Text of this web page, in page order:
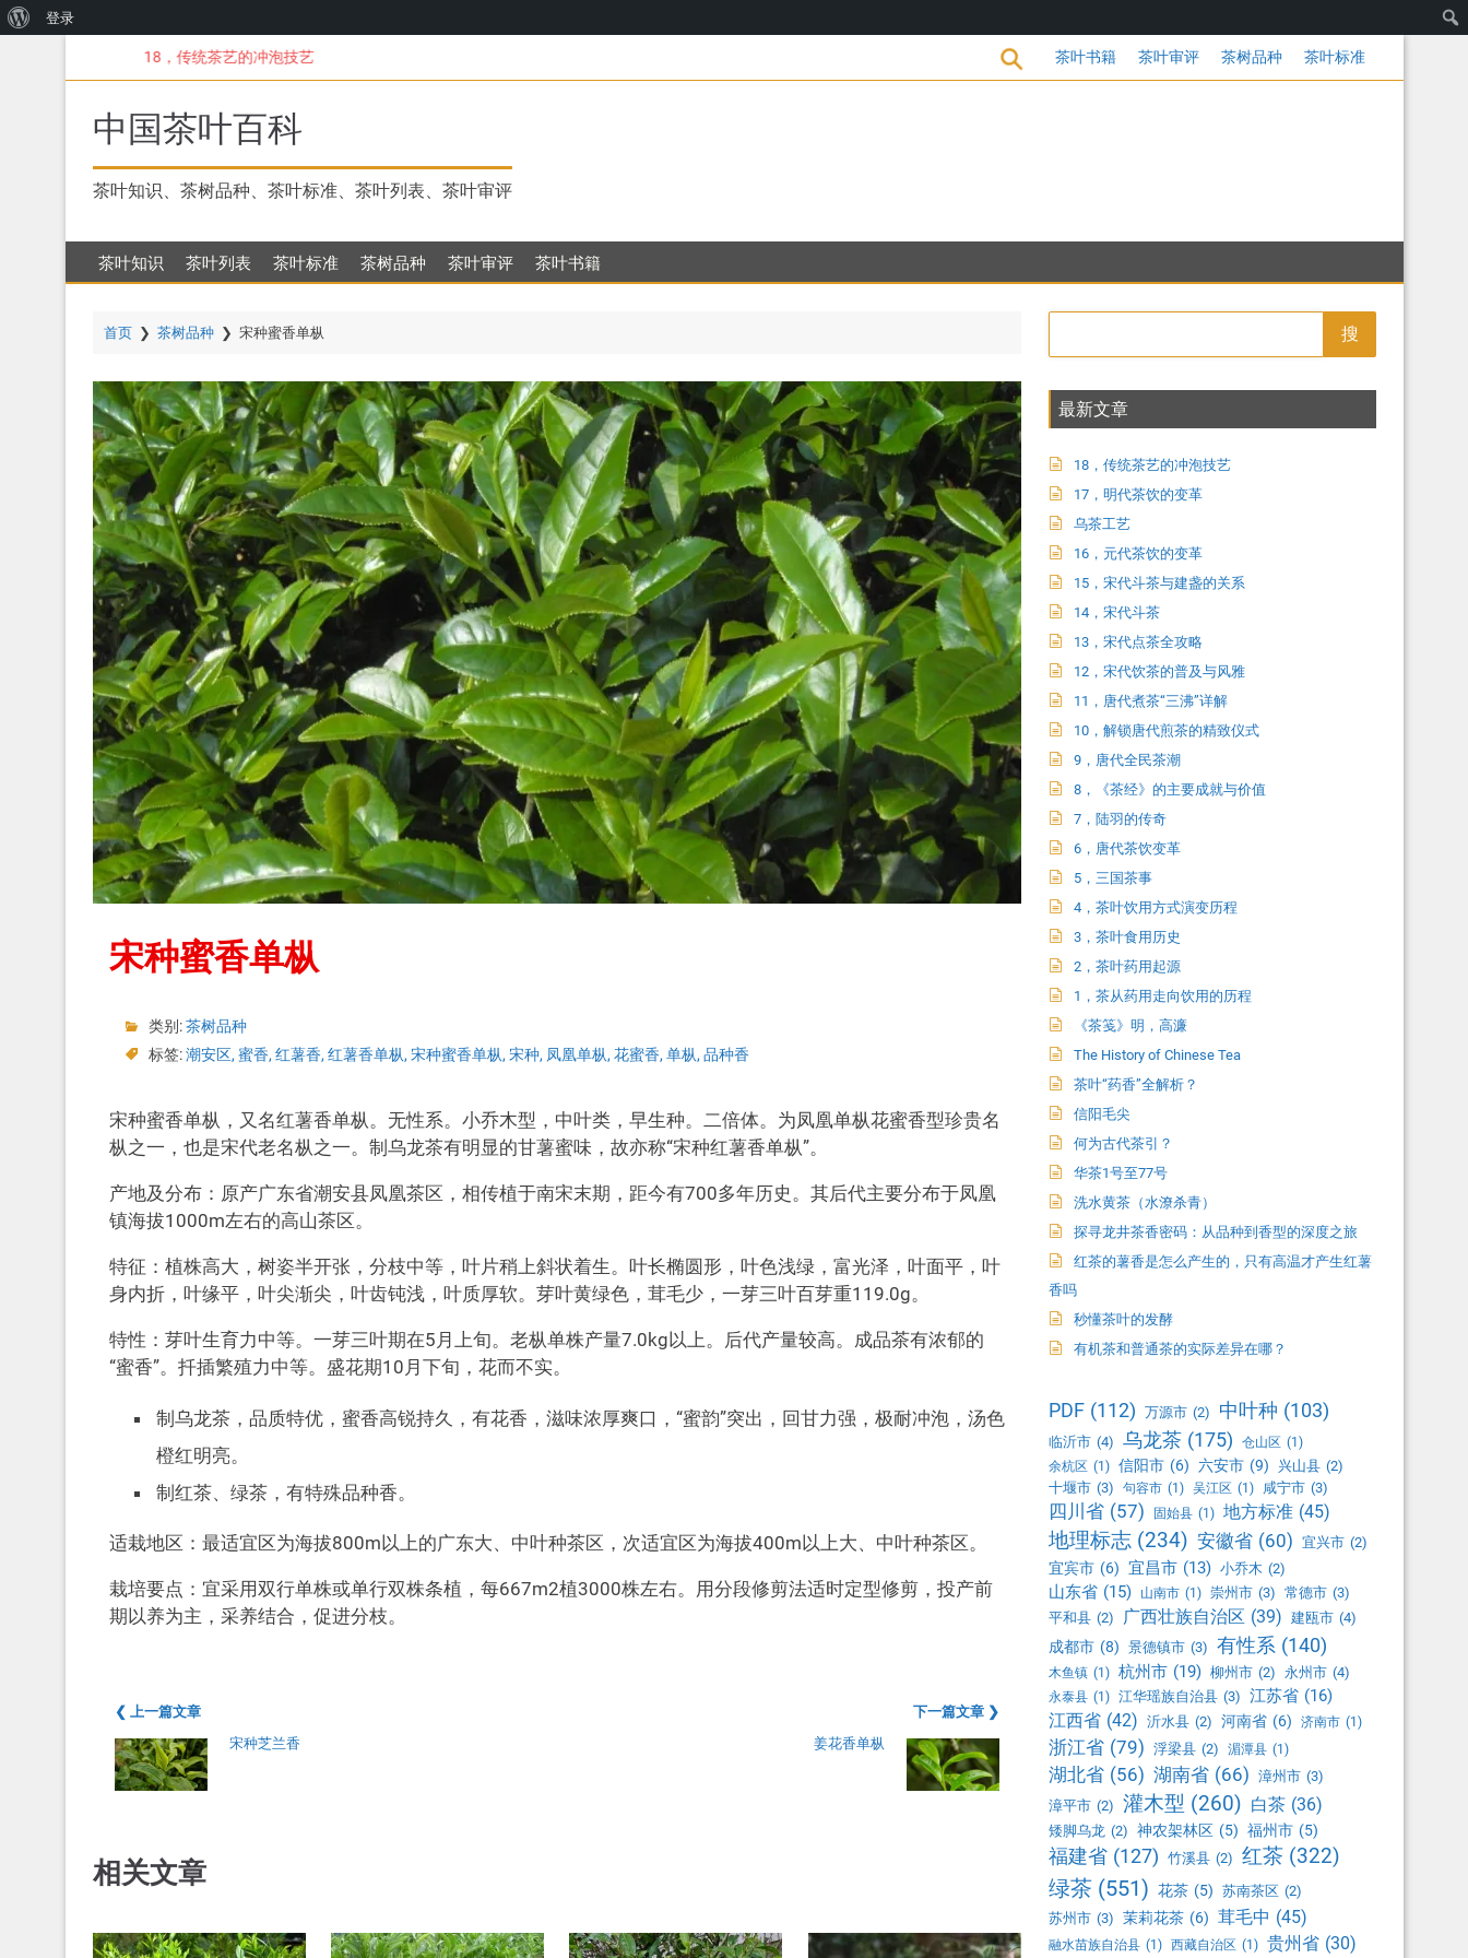
到
18，传统茶艺的冲泡技艺 17，明代茶饮的变革 茶叶书籍 茶叶审评 茶树品种 茶叶标准
中国茶叶百科
茶叶知识、茶树品种、茶叶标准、茶叶列表、茶叶审评
茶叶知识 茶叶列表 茶叶标准 茶树品种 茶叶审评 茶叶书籍
首页❯ 茶树品种❯ 宋种蜜香单枞
宋种蜜香单枞
类别:茶树品种
标签:潮安区, 蜜香, 红薯香, 红薯香单枞, 宋种蜜香单枞, 宋种, 凤凰单枞, 花蜜香, 单枞, 品种香
宋种蜜香单枞，又名红薯香单枞。无性系。小乔木型，中叶类，早生种。二倍体。为凤凰单枞花蜜香型珍贵名
枞之一，也是宋代老名枞之一。制乌龙茶有明显的甘薯蜜味，故亦称“宋种红薯香单枞”。
产地及分布：原产广东省潮安县凤凰茶区，相传植于南宋末期，距今有700多年历史。其后代主要分布于凤凰
镇海拔1000m左右的高山茶区。
特征：植株高大，树姿半开张，分枝中等，叶片稍上斜状着生。叶长椭圆形，叶色浅绿，富光泽，叶面平，叶
身内折，叶缘平，叶尖渐尖，叶齿钝浅，叶质厚软。芽叶黄绿色，茸毛少，一芽三叶百芽重119.0g。
特性：芽叶生育力中等。一芽三叶期在5月上旬。老枞单株产量7.0kg以上。后代产量较高。成品茶有浓郁的
“蜜香”。扦插繁殖力中等。盛花期10月下旬，花而不实。
制乌龙茶，品质特优，蜜香高锐持久，有花香，滋味浓厚爽口，“蜜韵”突出，回甘力强，极耐冲泡，汤色
橙红明亮。
制红茶、绿茶，有特殊品种香。
适栽地区：最适宜区为海拔800m以上的广东大、中叶种茶区，次适宜区为海拔400m以上大、中叶种茶区。
栽培要点：宜采用双行单株或单行双株条植，每667m2植3000株左右。用分段修剪法适时定型修剪，投产前
期以养为主，采养结合，促进分枝。
❮ 上一篇文章
宋种芝兰香
下一篇文章 ❯
姜花香单枞
相关文章
搜
最新文章
18，传统茶艺的冲泡技艺
17，明代茶饮的变革
乌茶工艺
16，元代茶饮的变革
15，宋代斗茶与建盏的关系
14，宋代斗茶
13，宋代点茶全攻略
12，宋代饮茶的普及与风雅
11，唐代煮茶“三沸”详解
10，解锁唐代煎茶的精致仪式
9，唐代全民茶潮
8，《茶经》的主要成就与价值
7，陆羽的传奇
6，唐代茶饮变革
5，三国茶事
4，茶叶饮用方式演变历程
3，茶叶食用历史
2，茶叶药用起源
1，茶从药用走向饮用的历程
《茶笺》明，高濂
The History of Chinese Tea
茶叶“药香”全解析？
信阳毛尖
何为古代茶引？
华茶1号至77号
洗水黄茶（水潦杀青）
探寻龙井茶香密码：从品种到香型的深度之旅
红茶的薯香是怎么产生的，只有高温才产生红薯
香吗
秒懂茶叶的发酵
有机茶和普通茶的实际差异在哪？
PDF (112) 万源市 (2) 中叶种 (103)
临沂市 (4) 乌龙茶 (175) 仓山区 (1)
余杭区 (1) 信阳市 (6) 六安市 (9) 兴山县 (2)
十堰市 (3) 句容市 (1) 吴江区 (1) 咸宁市 (3)
四川省 (57) 固始县 (1) 地方标准 (45)
地理标志 (234) 安徽省 (60) 宜兴市 (2)
宜宾市 (6) 宜昌市 (13) 小乔木 (2)
山东省 (15) 山南市 (1) 崇州市 (3) 常德市 (3)
平和县 (2) 广西壮族自治区 (39) 建瓯市 (4)
成都市 (8) 景德镇市 (3) 有性系 (140)
木鱼镇 (1) 杭州市 (19) 柳州市 (2) 永州市 (4)
永泰县 (1) 江华瑶族自治县 (3) 江苏省 (16)
江西省 (42) 沂水县 (2) 河南省 (6) 济南市 (1)
浙江省 (79) 浮梁县 (2) 湄潭县 (1)
湖北省 (56) 湖南省 (66) 漳州市 (3)
漳平市 (2) 灌木型 (260) 白茶 (36)
矮脚乌龙 (2) 神农架林区 (5) 福州市 (5)
福建省 (127) 竹溪县 (2) 红茶 (322)
绿茶 (551) 花茶 (5) 苏南茶区 (2)
苏州市 (3) 茉莉花茶 (6) 茸毛中 (45)
融水苗族自治县 (1) 西藏自治区 (1) 贵州省 (30)
WordPress
登录